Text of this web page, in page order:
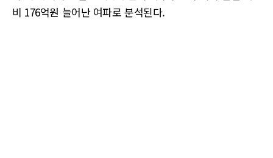
비 176억원 늘어난 여파로 분석된다.